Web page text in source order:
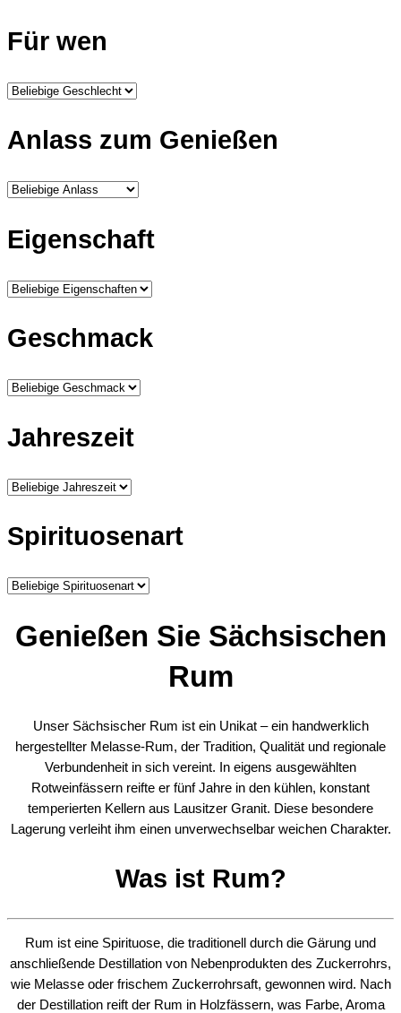
Genießen Sie Sächsischen
Rum
Unser Sächsischer Rum ist ein Unikat – ein handwerklich
hergestellter Melasse-Rum, der Tradition, Qualität und regionale
Verbundenheit in sich vereint. In eigens ausgewählten
Rotweinfässern reifte er fünf Jahre in den kühlen, konstant
temperierten Kellern aus Lausitzer Granit. Diese besondere
Lagerung verleiht ihm einen unverwechselbar weichen Charakter.
Was ist Rum?
Rum ist eine Spirituose, die traditionell durch die Gärung und
anschließende Destillation von Nebenprodukten des Zuckerrohrs,
wie Melasse oder frischem Zuckerrohrsaft, gewonnen wird. Nach
der Destillation reift der Rum in Holzfässern, was Farbe, Aroma
Für wen
Anlass zum Genießen
Eigenschaft
Geschmack
Jahreszeit
Spirituosenart